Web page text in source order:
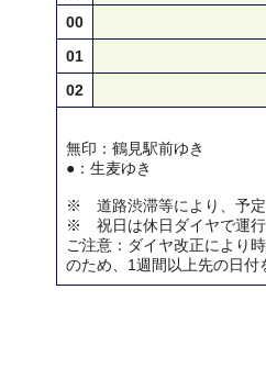
00
01
02
無印：鶴見駅前ゆき
●：生麦ゆき
※ 道路渋滞等により、予定
※ 祝日は休日ダイヤで運行
ご注意：ダイヤ改正により
のため、1週間以上先の日付